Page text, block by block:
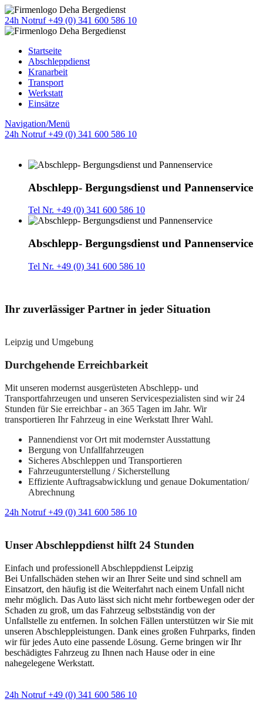
24h Notruf +49 (0) 341 600 586 10
Startseite
Abschleppdienst
Kranarbeit
Transport
Werkstatt
Einsätze
Navigation/Menü
24h Notruf +49 (0) 341 600 586 10
Abschlepp- Bergungsdienst und Pannenservice
Tel Nr. +49 (0) 341 600 586 10
Abschlepp- Bergungsdienst und Pannenservice
Tel Nr. +49 (0) 341 600 586 10
Ihr zuverlässiger Partner in jeder Situation
Leipzig und Umgebung
Durchgehende Erreichbarkeit
Mit unseren modernst ausgerüsteten Abschlepp- und
Transportfahrzeugen und unseren Servicespezialisten sind wir 24
Stunden für Sie erreichbar - an 365 Tagen im Jahr. Wir
transportieren Ihr Fahrzeug in eine Werkstatt Ihrer Wahl.
Pannendienst vor Ort mit modernster Ausstattung
Bergung von Unfallfahrzeugen
Sicheres Abschleppen und Transportieren
Fahrzeugunterstellung / Sicherstellung
Effiziente Auftragsabwicklung und genaue Dokumentation/
Abrechnung
24h Notruf +49 (0) 341 600 586 10
Unser Abschleppdienst hilft 24 Stunden
Einfach und professionell Abschleppdienst Leipzig
Bei Unfallschäden stehen wir an Ihrer Seite und sind schnell am
Einsatzort, den häufig ist die Weiterfahrt nach einem Unfall nicht
mehr möglich. Das Auto lässt sich nicht mehr fortbewegen oder der
Schaden zu groß, um das Fahrzeug selbstständig von der
Unfallstelle zu entfernen. In solchen Fällen unterstützen wir Sie mit
unseren Abschleppleistungen. Dank eines großen Fuhrparks, finden
wir für jedes Auto eine passende Lösung. Gerne bringen wir Ihr
beschädigtes Fahrzeug zu Ihnen nach Hause oder in eine
nahegelegene Werkstatt.
24h Notruf +49 (0) 341 600 586 10